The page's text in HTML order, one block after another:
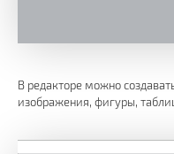
В редакторе можно
изображения, фигуры,